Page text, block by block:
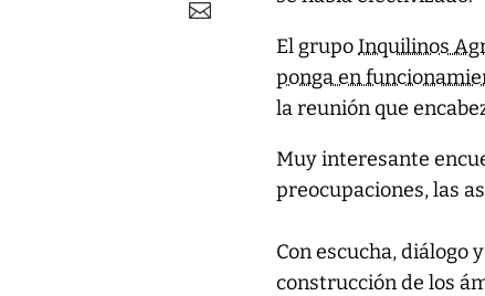
El grupoInquilinos
ponga en
la reunión que
Muy interesante
preocupaciones, las
Con escucha, diálogo
construcción de los